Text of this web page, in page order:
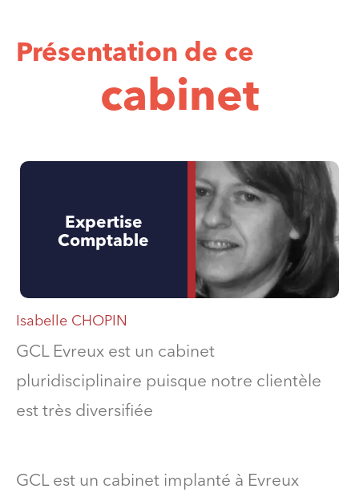
Présentation de ce
cabinet
Expertise
Comptable
Isabelle CHOPIN
GCL Evreux est un cabinet
pluridisciplinaire puisque notre clientèle
est très diversifiée
GCL est un cabinet implanté à Evreux